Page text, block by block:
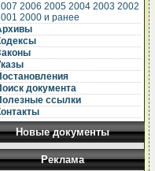
2006 2005 2004 2003 2002
2000 и ранее
документа
ссылки
Новые документы
Реклама